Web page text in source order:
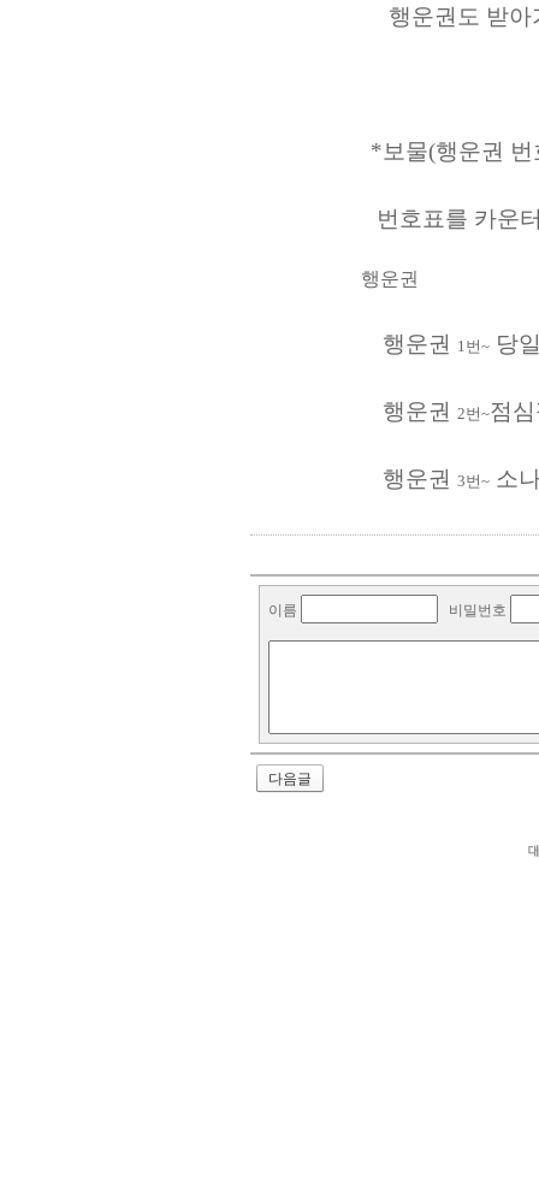
행운권도 받아가
*보물(행운권 번호
번호표를 카운터에
행운권
행운권 1번~ 당
행운권 2번~점심
행운권 3번~ 소
이름 비밀번호